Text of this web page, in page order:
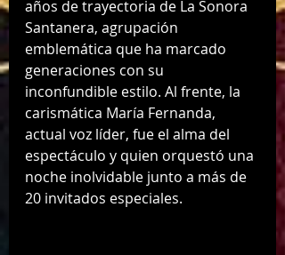
años de trayectoria de La Sonora
Santanera, agrupación
emblemática que ha marcado
generaciones con su
inconfundible estilo. Al frente, la
carismática María Fernanda,
actual voz líder, fue el alma del
espectáculo y quien orquestó una
noche inolvidable junto a más de
20 invitados especiales.